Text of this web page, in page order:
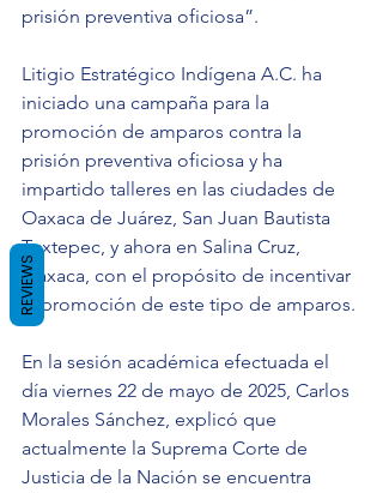
prisión preventiva oficiosa”.
Litigio Estratégico Indígena A.C. ha
iniciado una campaña para la
promoción de amparos contra la
prisión preventiva oficiosa y ha
impartido talleres en las ciudades de
Oaxaca de Juárez, San Juan Bautista
Tuxtepec, y ahora en Salina Cruz,
Oaxaca, con el propósito de incentivar
la promoción de este tipo de amparos.
En la sesión académica efectuada el
día viernes 22 de mayo de 2025, Carlos
Morales Sánchez, explicó que
actualmente la Suprema Corte de
Justicia de la Nación se encuentra
REVIEWS